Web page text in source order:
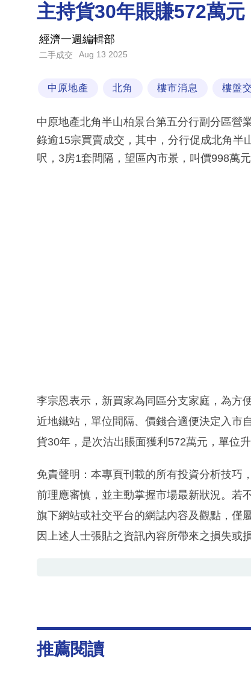
主持貨30年賬賺572萬元
經濟一週編輯部
二手成交 Aug 13 2025
中原地產 北角 樓市消息 樓盤
中原地產北角半山柏景台第五分行副分區營
錄逾15宗買賣成交，其中，分行促成北角半
呎，3房1套間隔，望區內市景，叫價998萬
李宗恩表示，新買家為同區分支家庭，為方
近地鐵站，單位間隔、價錢合適便決定入市
貨30年，是次沽出賬面獲利572萬元，單位升
免責聲明：本專頁刊載的所有投資分析技巧
前理應審慎，並主動掌握市場最新狀況。若
旗下網站或社交平台的網誌內容及觀點，僅
因上述人士張貼之資訊內容所帶來之損失或
推薦閱讀